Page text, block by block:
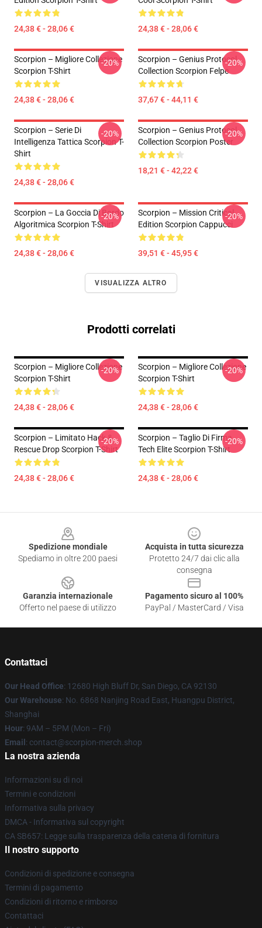
24,38 € - 28,06 € 24,38 € - 28,06 €
Scorpion – Migliore Collezione
Scorpion T-Shirt
24,38 € - 28,06 €
-20%
Scorpion – Genius Protocol
Collection Scorpion Felpe
37,67 € - 44,11 €
-20%
Scorpion – Serie Di
Intelligenza Tattica Scorpion T-
Shirt
24,38 € - 28,06 €
-20%
Scorpion – Genius Protocol
Collection Scorpion Poster
18,21 € - 42,22 €
-20%
Scorpion – La Goccia Di Bordo
Algoritmica Scorpion T-Shirt
24,38 € - 28,06 €
-20%
Scorpion – Mission Critical
Edition Scorpion Cappucci
39,51 € - 45,95 €
-20%
VISUALIZZA ALTRO
Prodotti correlati
Scorpion – Migliore Collezione
Scorpion T-Shirt
24,38 € - 28,06 €
-20%
Scorpion – Migliore Collezione
Scorpion T-Shirt
24,38 € - 28,06 €
-20%
Scorpion – Limitato Hack &
Rescue Drop Scorpion T-Shirt
24,38 € - 28,06 €
-20%
Scorpion – Taglio Di Firma
Tech Elite Scorpion T-Shirt
24,38 € - 28,06 €
-20%
Spedizione mondiale
Spediamo in oltre 200 paesi
Acquista in tutta sicurezza
Protetto 24/7 dai clic alla
consegna
Garanzia internazionale
Offerto nel paese di utilizzo
Pagamento sicuro al 100%
PayPal / MasterCard / Visa
Contattaci
Our Head Office: 12680 High Bluff Dr, San Diego, CA 92130
Our Warehouse: No. 6868 Nanjing Road East, Huangpu District,
Shanghai
Hour: 9AM – 5PM (Mon – Fri)
Email : contact@scorpion-merch.shop
La nostra azienda
Informazioni su di noi
Termini e condizioni
Informativa sulla privacy
DMCA - Informativa sul copyright
CA SB657: Legge sulla trasparenza della catena di fornitura
Il nostro supporto
Condizioni di spedizione e consegna
Termini di pagamento
Condizioni di ritorno e rimborso
Contattaci